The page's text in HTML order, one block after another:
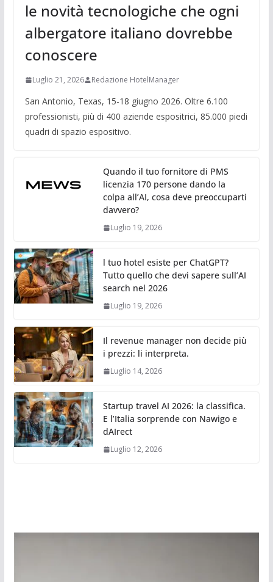
le novità tecnologiche che ogni
albergatore italiano dovrebbe
conoscere
Luglio 21, 2026 Redazione HotelManager
San Antonio, Texas, 15-18 giugno 2026. Oltre 6.100
professionisti, più di 400 aziende espositrici, 85.000 piedi
quadri di spazio espositivo.
Quando il tuo fornitore di PMS
licenzia 170 persone dando la
colpa all’AI, cosa deve preoccuparti
davvero?
Luglio 19, 2026
l tuo hotel esiste per ChatGPT?
Tutto quello che devi sapere sull’AI
search nel 2026
Luglio 19, 2026
Il revenue manager non decide più
i prezzi: li interpreta.
Luglio 14, 2026
Startup travel AI 2026: la classifica.
E l’Italia sorprende con Nawigo e
dAIrect
Luglio 12, 2026